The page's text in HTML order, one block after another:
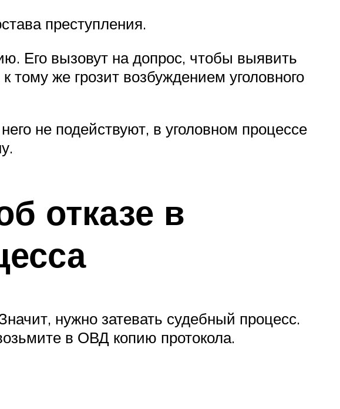
преступления.
Его вызовут на допрос, чтобы выявить
тому же грозит возбуждением уголовного
не подействуют, в уголовном процессе
отказе в
нужно затевать судебный процесс.
в ОВД копию протокола.